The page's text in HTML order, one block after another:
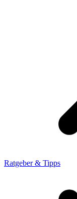
Ratgeber & Tipps